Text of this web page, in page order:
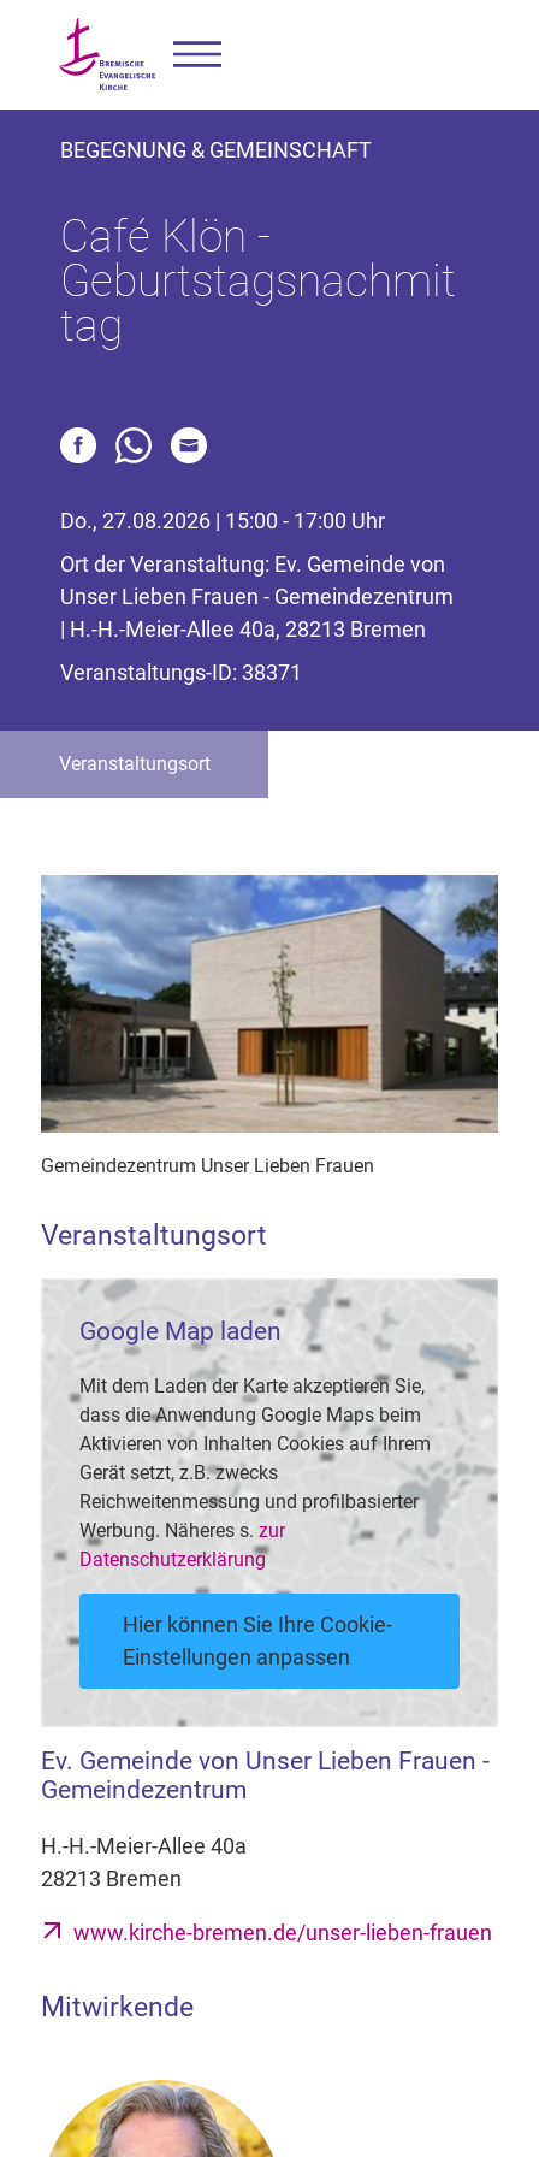
BEGEGNUNG & GEMEINSCHAFT
Café Klön -
Geburtstagsnachmit
tag
Do., 27.08.2026 | 15:00 - 17:00 Uhr
Ort der Veranstaltung: Ev. Gemeinde von
Unser Lieben Frauen - Gemeindezentrum
| H.-H.-Meier-Allee 40a, 28213 Bremen
Veranstaltungs-ID: 38371
Veranstaltungsort
Gemeindezentrum Unser Lieben Frauen
Veranstaltungsort
Google Map laden
Mit dem Laden der Karte akzeptieren Sie,
dass die Anwendung Google Maps beim
Aktivieren von Inhalten Cookies auf Ihrem
Gerät setzt, z.B. zwecks
Reichweitenmessung und profilbasierter
Werbung. Näheres s. zur
Datenschutzerklärung
Hier können Sie Ihre Cookie-
Einstellungen anpassen
Ev. Gemeinde von Unser Lieben Frauen -
Gemeindezentrum
H.-H.-Meier-Allee 40a
28213 Bremen
www.kirche-bremen.de/unser-lieben-frauen
Mitwirkende